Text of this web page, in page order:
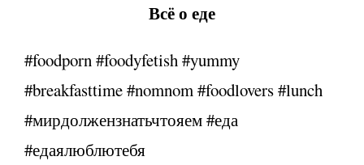
Всё о еде
#foodporn #foodyfetish #yummy
#breakfasttime #nomnom #foodlovers #lunch
#мирдолжензнатьчтояем #еда
#едаялюблютебя